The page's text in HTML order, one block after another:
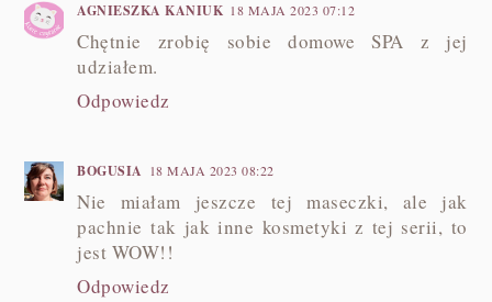
AGNIESZKA KANIUK 18 MAJA 2023 07:12
Chętnie zrobię sobie domowe SPA z jej
udziałem.
Odpowiedz
BOGUSIA 18 MAJA 2023 08:22
Nie miałam jeszcze tej maseczki, ale jak
pachnie tak jak inne kosmetyki z tej serii, to
jest WOW!!
Odpowiedz